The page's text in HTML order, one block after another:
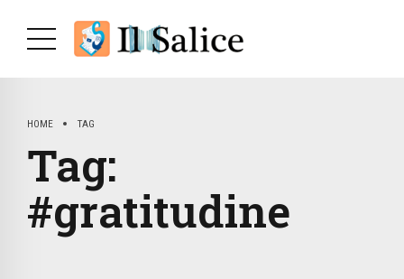
HOME TAG
Tag:
#gratitudine